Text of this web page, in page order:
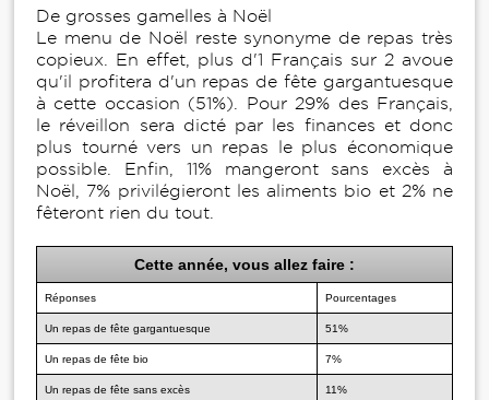
De grosses gamelles à Noël
Le menu de Noël reste synonyme de repas très
copieux. En effet, plus d'1 Français sur 2 avoue
qu'il profitera d'un repas de fête gargantuesque
à cette occasion (51%). Pour 29% des Français,
le réveillon sera dicté par les finances et donc
plus tourné vers un repas le plus économique
possible. Enfin, 11% mangeront sans excès à
Noël, 7% privilégieront les aliments bio et 2% ne
fêteront rien du tout.
Cette année, vous allez faire :
Réponses Pourcentages
Un repas de fête gargantuesque 51%
Un repas de fête bio 7%
Un repas de fête sans excès 11%